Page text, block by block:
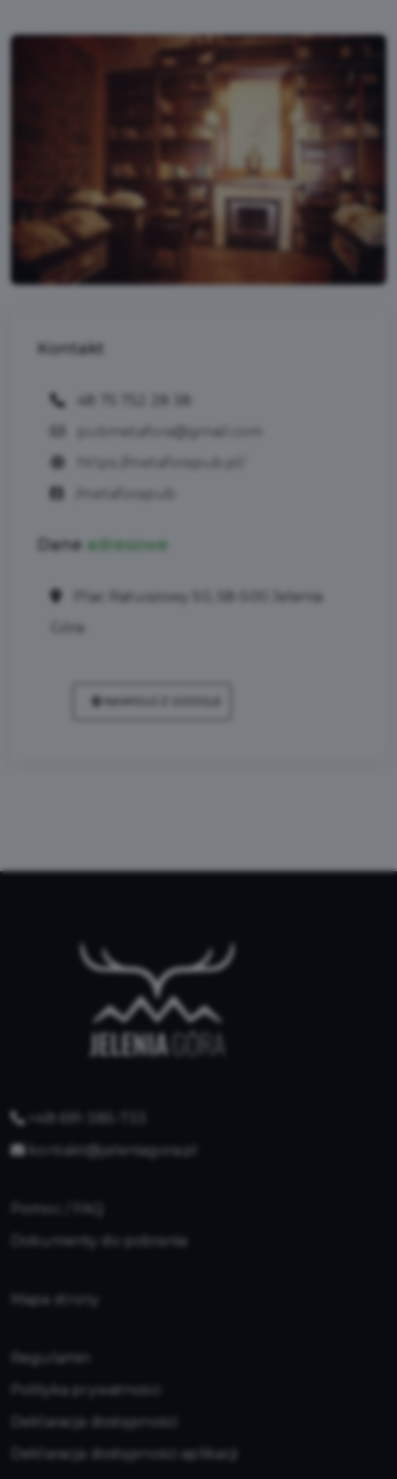
Kontakt
pubmetafora@gmail.com
Dane adresowe
Plac Ratuszowy 50, 58-500 Jelenia
Góra
+48 691-385-733
kontakt@jeleniagora.pl
Dokumenty do pobrania
Mapa strony
Regulamin
Polityka prywatności
Deklaracja dostępności
Deklaracja dostępności aplikacji